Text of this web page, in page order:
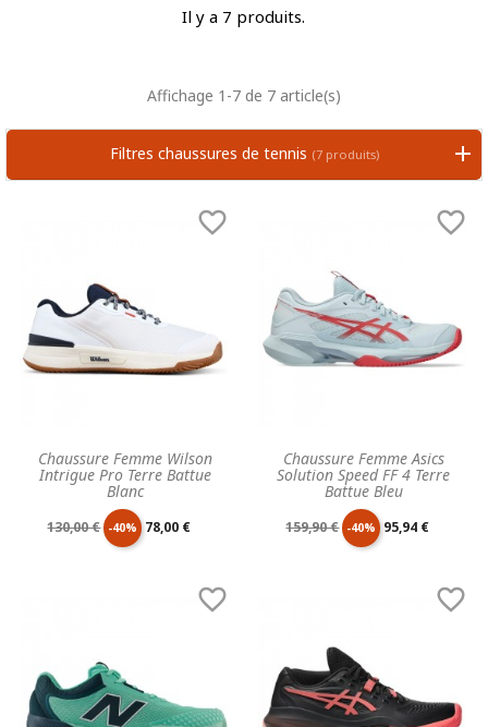
Il y a 7 produits.
Affichage 1-7 de 7 article(s)
Filtres chaussures de tennis (7 produits)
Chaussure Femme Wilson
Intrigue Pro Terre Battue
Blanc

Prix
130,00 € -40% Prix
78,00 €
Chaussure Femme Asics
Solution Speed FF 4 Terre
Battue Bleu

Prix
159,90 € -40% Prix
95,94 €
 